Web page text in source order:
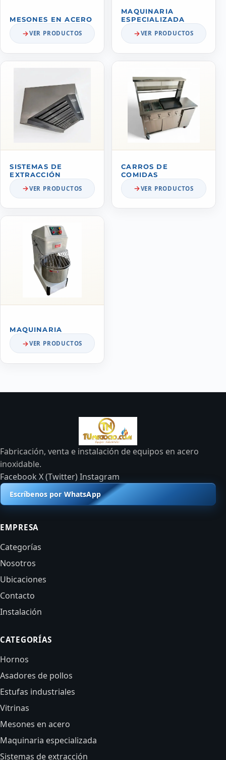
MESONES EN ACERO
VER PRODUCTOS
MAQUINARIA
ESPECIALIZADA
VER PRODUCTOS
SISTEMAS DE
EXTRACCIÓN
VER PRODUCTOS
CARROS DE
COMIDAS
VER PRODUCTOS
MAQUINARIA
VER PRODUCTOS
Fabricación, venta e instalación de equipos en acero
inoxidable.
FacebookX (Twitter)Instagram
Escríbenos por WhatsApp
EMPRESA
Categorías
Nosotros
Ubicaciones
Contacto
Instalación
CATEGORÍAS
Hornos
Asadores de pollos
Estufas industriales
Vitrinas
Mesones en acero
Maquinaria especializada
Sistemas de extracción